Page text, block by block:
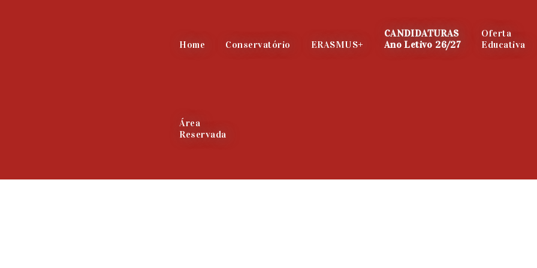
Home Conservatório ERASMUS+
CANDIDATURAS
Ano Letivo 26/27
Oferta
Educativa
Área
Reservada